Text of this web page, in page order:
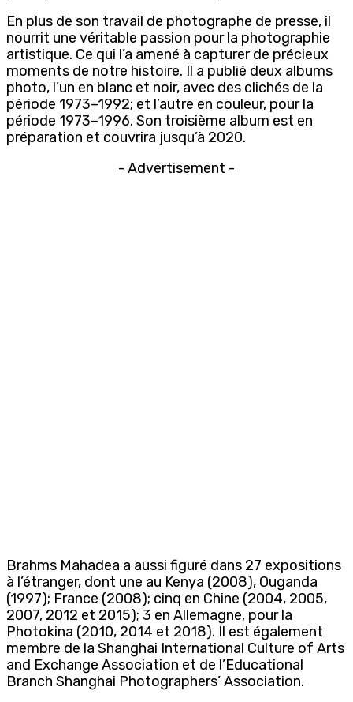
En plus de son travail de photographe de presse, il
nourrit une véritable passion pour la photographie
artistique. Ce qui l’a amené à capturer de précieux
moments de notre histoire. Il a publié deux albums
photo, l’un en blanc et noir, avec des clichés de la
période 1973–1992; et l’autre en couleur, pour la
période 1973–1996. Son troisième album est en
préparation et couvrira jusqu’à 2020.
- Advertisement -
Brahms Mahadea a aussi figuré dans 27 expositions
à l’étranger, dont une au Kenya (2008), Ouganda
(1997); France (2008); cinq en Chine (2004, 2005,
2007, 2012 et 2015); 3 en Allemagne, pour la
Photokina (2010, 2014 et 2018). Il est également
membre de la Shanghai International Culture of Arts
and Exchange Association et de l’Educational
Branch Shanghai Photographers’ Association.